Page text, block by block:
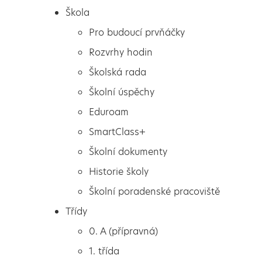
Pro budoucí prvňáčky
Rozvrhy hodin
Školská rada
Škola
Pro budoucí prvňáčky
Rozvrhy hodin
Školská rada
Školní úspěchy
Eduroam
SmartClass+
Školní dokumenty
Historie školy
Školní poradenské pracoviště
Třídy
0. A (přípravná)
1. třída
Cestujeme prstem po